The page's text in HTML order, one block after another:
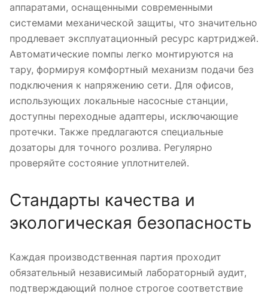
аппаратами, оснащенными современными
системами механической защиты, что значительно
продлевает эксплуатационный ресурс картриджей.
Автоматические помпы легко монтируются на
тару, формируя комфортный механизм подачи без
подключения к напряжению сети. Для офисов,
использующих локальные насосные станции,
доступны переходные адаптеры, исключающие
протечки. Также предлагаются специальные
дозаторы для точного розлива. Регулярно
проверяйте состояние уплотнителей.
Стандарты качества и
экологическая безопасность
Каждая производственная партия проходит
обязательный независимый лабораторный аудит,
подтверждающий полное строгое соответствие